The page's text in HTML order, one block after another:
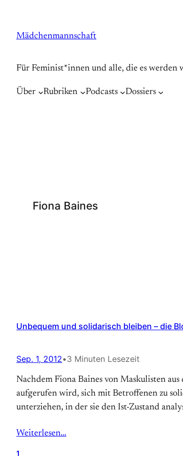
springen
Mädchenmannschaft
Für Feminist*innen und alle, die es werden
Über Rubriken Podcasts Dossiers
Fiona Baines
Unbequem und solidarisch bleiben – die
Sep. 1, 2012•3 Minuten Lesezeit
Nachdem Fiona Baines von Maskulisten
aufgerufen wird, sich mit Betroffenen zu
unterziehen, in der sie den Ist-Zustand
Weiterlesen…
1